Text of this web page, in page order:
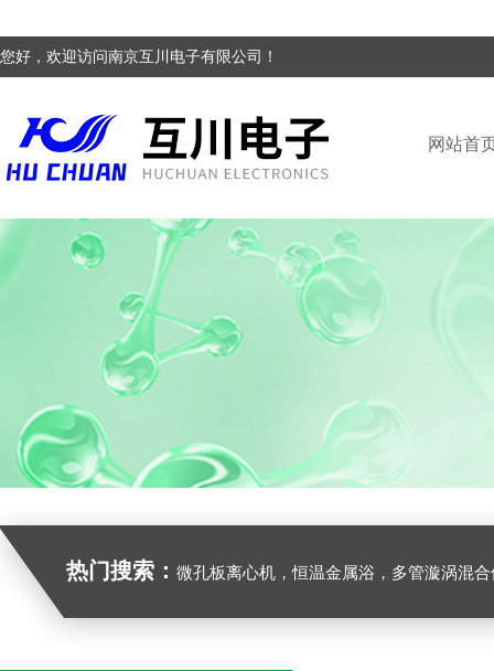
您好，欢迎访问南京互川电子有限公司！
网站首
热门搜索： 微孔板离心机，恒温金属浴，多管漩涡混合仪，梅毒旋转仪,红外线灭菌器，微孔板恒温振荡器，恒温混匀仪，水平摇床，牛奶抗生素恒